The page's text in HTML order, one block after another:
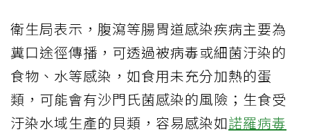
衛生局表示，腹瀉等腸胃道感染疾病主要為
糞口途徑傳播，可透過被病毒或細菌汙染的
食物、水等感染，如食用未充分加熱的蛋
類，可能會有沙門氏菌感染的風險；生食受
汙染水域生產的貝類，容易感染如諾羅病毒